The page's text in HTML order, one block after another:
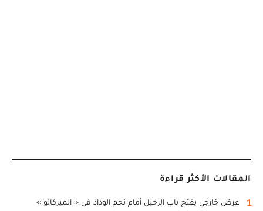
المقالات الأكثر قراءة
1 عرض خارجي يفتح باب الرحيل أمام نجم الوداد في « الميركاتو »